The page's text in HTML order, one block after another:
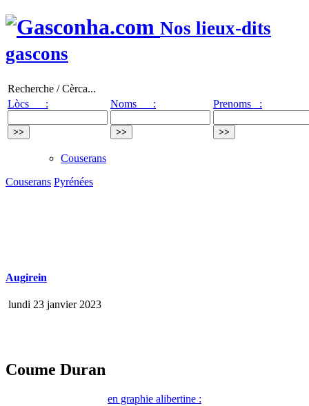
Nos lieux-dits
gascons
Recherche / Cèrca...
Lòcs :
Noms : Prenoms :
Couserans
Couserans Pyrénées
Augirein
lundi 23 janvier 2023
Coume Duran
en graphie alibertine :